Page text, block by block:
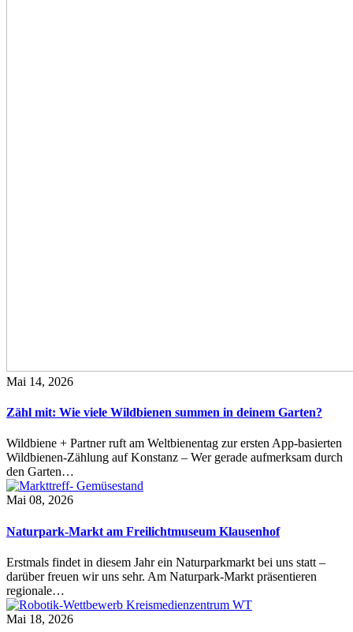
Mai 14, 2026
Zähl mit: Wie viele Wildbienen summen in deinem Garten?
Wildbiene + Partner ruft am Weltbienentag zur ersten App-basierten
Wildbienen-Zählung auf Konstanz – Wer gerade aufmerksam durch
den Garten…
Mai 08, 2026
Naturpark-Markt am Freilichtmuseum Klausenhof
Erstmals findet in diesem Jahr ein Naturparkmarkt bei uns statt –
darüber freuen wir uns sehr. Am Naturpark-Markt präsentieren
regionale…
Mai 18, 2026